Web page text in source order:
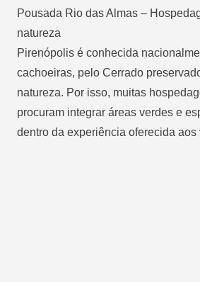
Pousada Rio das Almas –
natureza
Pirenópolis é conhecida
cachoeiras, pelo Cerrado
natureza. Por isso, muitas
procuram integrar áreas verdes e
dentro da experiência oferecida aos